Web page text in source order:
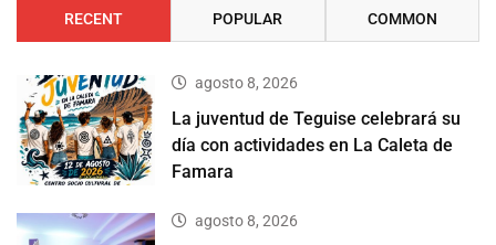
RECENT POPULAR COMMON
agosto 8, 2026
La juventud de Teguise celebrará su
día con actividades en La Caleta de
Famara
agosto 8, 2026